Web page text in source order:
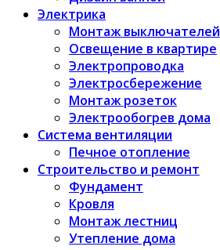
Электрика
Монтаж выключателей
Освещение в квартире
Электропроводка
Электросбережение
Монтаж розеток
Электрообогрев дома
Система вентиляции
Печное отопление
Строительство и ремонт
Фундамент
Кровля
Монтаж лестниц
Утепление дома